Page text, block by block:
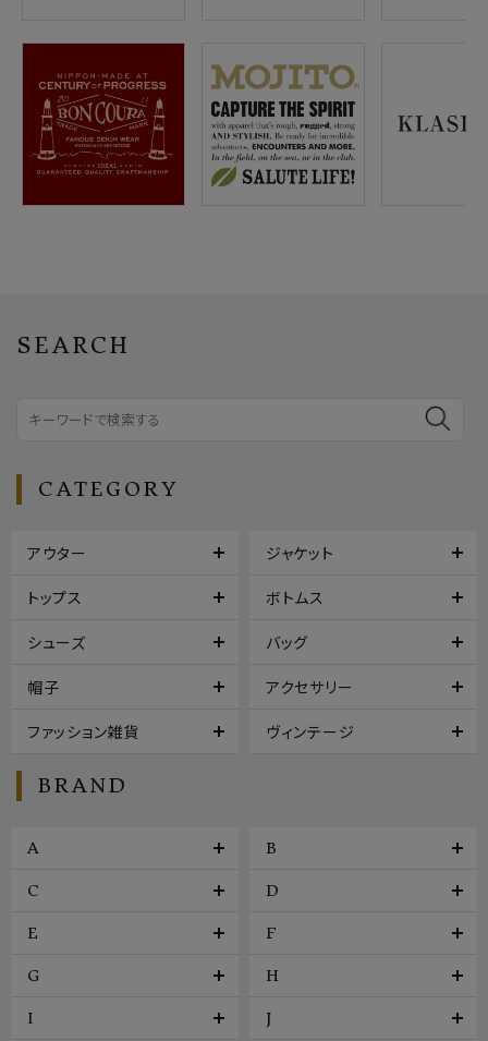
SEARCH
CATEGORY
アウター ジャケット
トップス ボトムス
シューズ バッグ
帽子 アクセサリー
ファッション雑貨 ヴィンテージ
BRAND
A B
C D
E F
G H
I J